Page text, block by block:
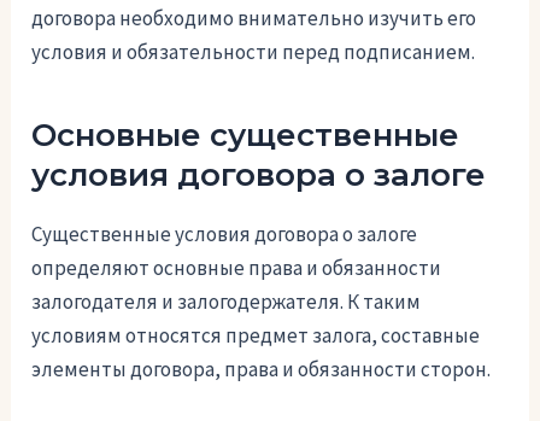
договора необходимо внимательно изучить его
условия и обязательности перед подписанием.
Основные существенные
условия договора о залоге
Существенные условия договора о залоге
определяют основные права и обязанности
залогодателя и залогодержателя. К таким
условиям относятся предмет залога, составные
элементы договора, права и обязанности сторон.